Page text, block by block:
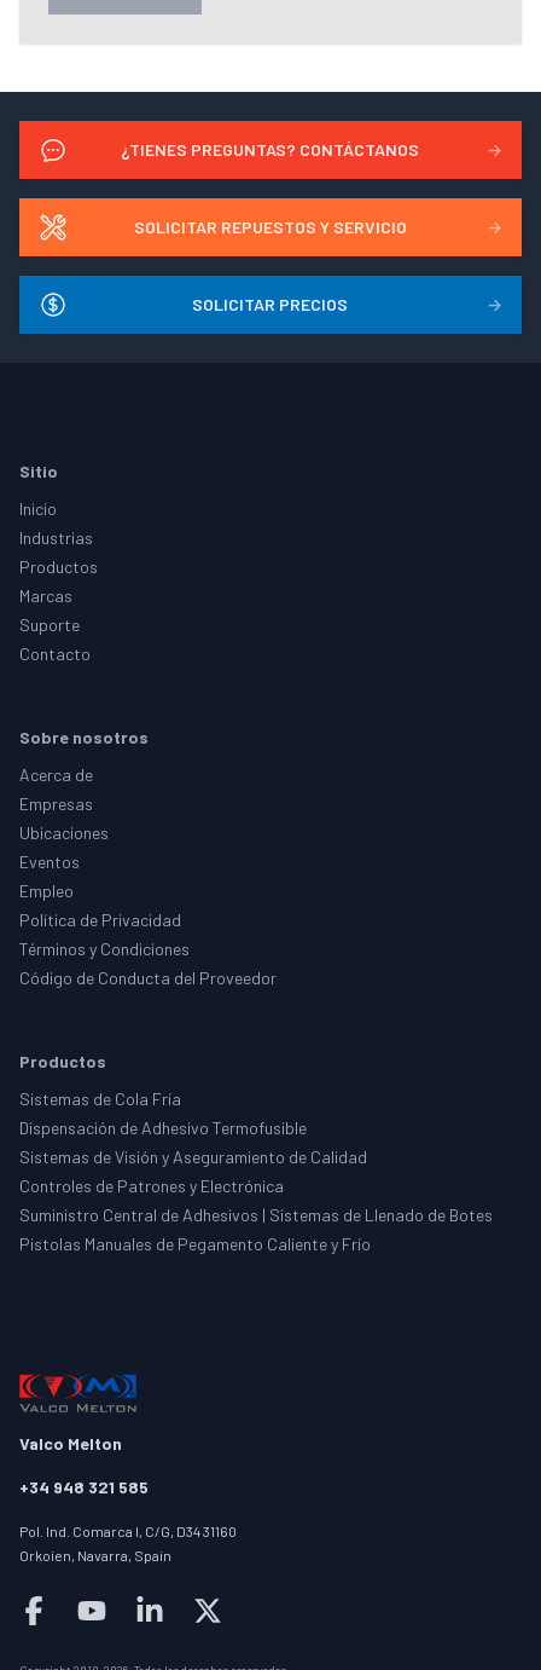
¿TIENES PREGUNTAS? CONTÁCTANOS →
SOLICITAR REPUESTOS Y SERVICIO →
SOLICITAR PRECIOS →
Footer
Sitio
Inicio
Industrias
Productos
Marcas
Suporte
Contacto
Sobre nosotros
Acerca de
Empresas
Ubicaciones
Eventos
Empleo
Política de Privacidad
Términos y Condiciones
Código de Conducta del Proveedor
Productos
Sistemas de Cola Fría
Dispensación de Adhesivo Termofusible
Sistemas de Visión y Aseguramiento de Calidad
Controles de Patrones y Electrónica
Suministro Central de Adhesivos | Sistemas de Llenado de Botes
Pistolas Manuales de Pegamento Caliente y Frío
Valco Melton
+34 948 321 585
Pol. Ind. Comarca I, C/G, D34 31160
Orkoien, Navarra, Spain
Follow us on facebook
Follow us on youtube
Follow us on linkedin
Follow us on twitter/X